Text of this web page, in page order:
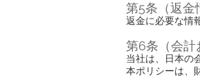
第5条（返金
返金に必要な情
第6条（会計
当社は、日本の
本ポリシーは、